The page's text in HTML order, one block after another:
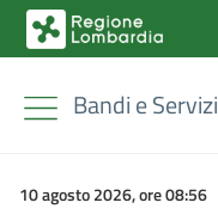
Bandi e Servizi
10 agosto 2026, ore 08:56